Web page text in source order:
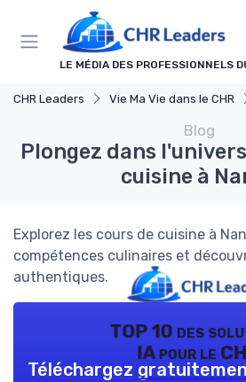
LE MÉDIA DES PROFESSIONNELS
CHR Leaders Vie Ma Vie dans le CHR
Blog
Plongez dans
cuisine à
Explorez les cours de cuisine à
compétences culinaires et
authentiques.
TOP 10 des
IA pour le
Téléchargez
Panneau de gestion des cookies